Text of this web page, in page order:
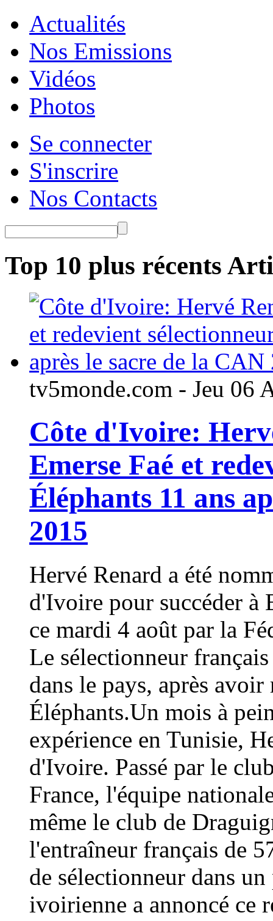
Actualités
Nos Emissions
Vidéos
Photos
Se connecter
S'inscrire
Nos Contacts
Top 10 plus récents
tv5monde.com - Jeu 06
Côte d'Ivoire:
Emerse Faé et
Éléphants 11 ans
2015
Hervé Renard a été
d'Ivoire pour succéder à
ce mardi 4 août par la
Le sélectionneur
dans le pays, après
Éléphants.Un mois à
expérience en Tunisie,
d'Ivoire. Passé par le
France, l'équipe
même le club de
l'entraîneur français de
de sélectionneur dans
ivoirienne a annoncé ce